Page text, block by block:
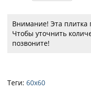
Внимание! Эта плитка
Чтобы уточнить
позвоните!
Теги: 60х60